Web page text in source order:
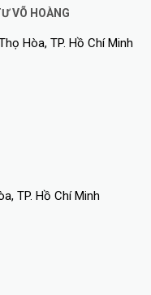
VÕ HOÀNG
Hòa, TP. Hồ Chí Minh
TP. Hồ Chí Minh